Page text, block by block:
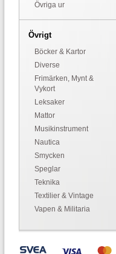
Övriga ur
Övrigt
Böcker & Kartor
Diverse
Frimärken, Mynt &
Vykort
Leksaker
Mattor
Musikinstrument
Nautica
Smycken
Speglar
Teknika
Textilier & Vintage
Vapen & Militaria